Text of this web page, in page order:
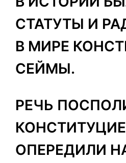
СТАТУТЫ И
В МИРЕ
СЕЙМЫ.
РЕЧЬ
ОПЕРЕДИЛИ